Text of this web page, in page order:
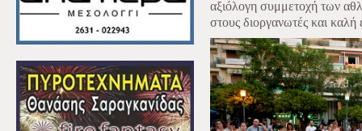
αξιόλογη συμμετοχή των
στους διοργανωτές και καλή